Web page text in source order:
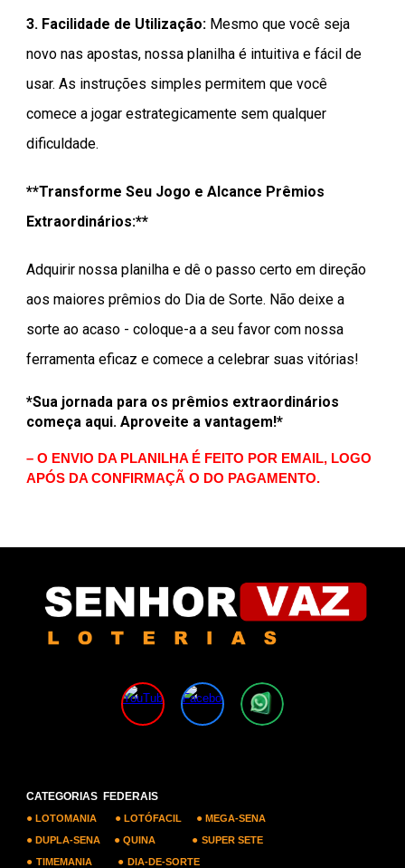
3. Facilidade de Utilização: Mesmo que você seja
novo nas apostas, nossa planilha é intuitiva e fácil de
usar. As instruções simples permitem que você
comece a jogar estrategicamente sem qualquer
dificuldade.
**Transforme Seu Jogo e Alcance Prêmios
Extraordinários:**
Adquirir nossa planilha e dê o passo certo em direção
aos maiores prêmios do Dia de Sorte. Não deixe a
sorte ao acaso - coloque-a a seu favor com nossa
ferramenta eficaz e comece a celebrar suas vitórias!
*Sua jornada para os prêmios extraordinários
começa aqui. Aproveite a vantagem!*
– O ENVIO DA PLANILHA É FEITO POR EMAIL, LOGO
APÓS DA CONFIRMAÇÃ O DO PAGAMENTO.
CATEGORIAS FEDERAIS
●LOTOMANIA ●LOTÓFACIL ●MEGA-SENA
●DUPLA-SENA ●QUINA ● SUPER SETE
● TIMEMANIA ● DIA-DE-SORTE